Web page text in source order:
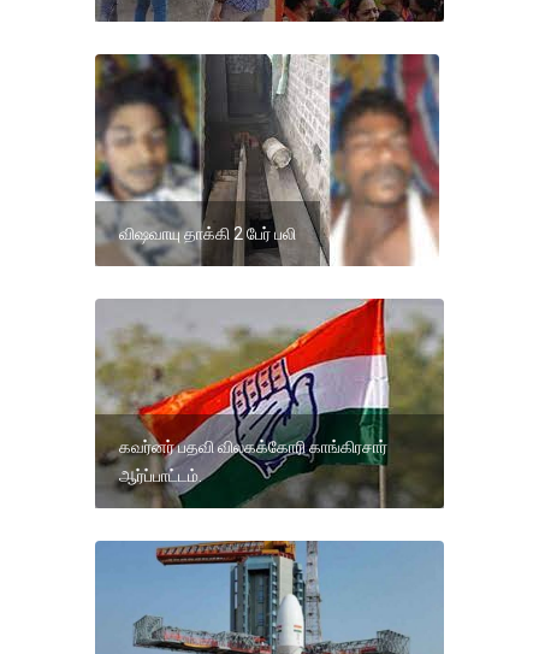
விஷவாயு தாக்கி 2 பேர் பலி
கவர்னர் பதவி விலகக்கோரி காங்கிரசார்
ஆர்ப்பாட்டம்.